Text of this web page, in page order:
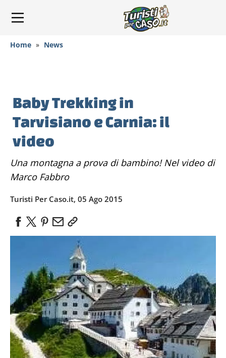
Home » News
Baby Trekking in
Tarvisiano e Carnia: il
video
Una montagna a prova di bambino! Nel video di
Marco Fabbro
Turisti Per Caso.it, 05 Ago 2015